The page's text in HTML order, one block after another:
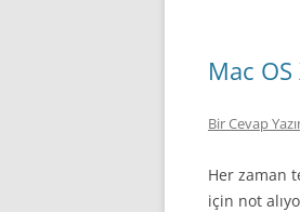
Mac
Bir Cevap
Her zaman
için not